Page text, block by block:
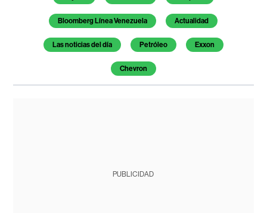
Bloomberg Línea Venezuela Actualidad
Las noticias del día Petróleo Exxon
Chevron
PUBLICIDAD